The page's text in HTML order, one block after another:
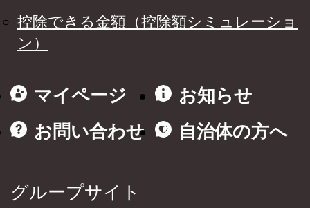
控除できる金額（控除額シミュレーショ
ン）
マイページ
お知らせ
お問い合わせ
自治体の方へ
グループサイト